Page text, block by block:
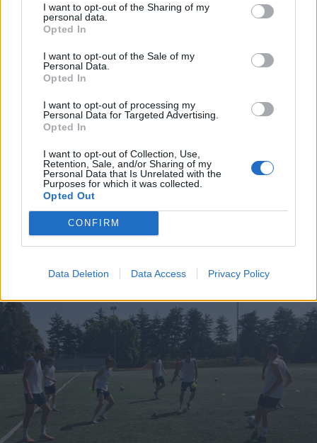
I want to opt-out of the Sharing of my
personal data.
Opted In
I want to opt-out of the Sale of my
Personal Data.
Opted In
I want to opt-out of processing my
Personal Data for Targeted Advertising.
Opted In
I want to opt-out of Collection, Use,
Retention, Sale, and/or Sharing of my
Personal Data that Is Unrelated with the
Purposes for which it was collected.
Opted Out
CONFIRM
Data Deletion Data Access Privacy Policy
LA CORSA
Commenti
Accedioregistratiper commentare questo
L'email è richiesta ma non verrà mostrata ai visitatori. Il contenuto di questo
commento esprime il pensiero dell'autore e non rappresenta la linea editoriale
di VareseNews.it, che rimane autonoma e indipendente. I messaggi inclusi nei
commenti non sono testi giornalistici, ma post inviati dai singoli lettori che
possono essere automaticamente pubblicati senza filtro preventivo. I commenti
che includano uno o più link a siti esterni verranno rimossi in automatico dal